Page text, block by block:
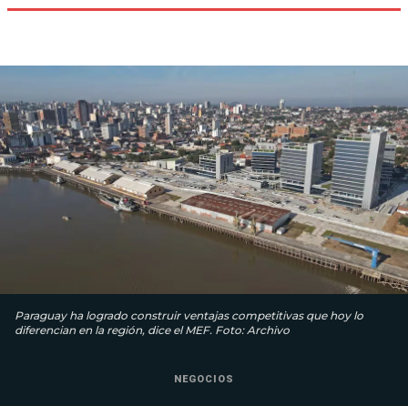
Paraguay ha logrado construir ventajas competitivas que hoy lo
diferencian en la región, dice el MEF. Foto: Archivo
NEGOCIOS